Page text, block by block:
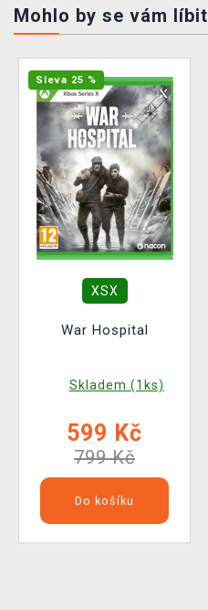
Mohlo by se vám líbit
Sleva 25 %
XSX
War Hospital
Skladem (1ks)
599 Kč
799 Kč
Do košíku